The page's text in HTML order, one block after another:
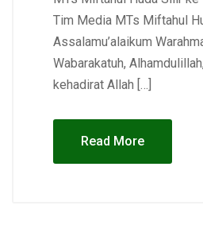
Tim Media MTs Miftahul
Assalamu’alaikum
Wabarakatuh,
kehadirat Allah […]
Read More